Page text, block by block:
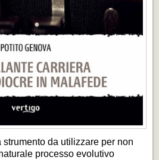
da utilizzare per non
processo evolutivo